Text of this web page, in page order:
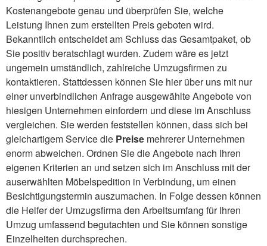
Kostenangebote genau und überprüfen Sie, welche
Leistung Ihnen zum erstellten Preis geboten wird.
Bekanntlich entscheidet am Schluss das Gesamtpaket, ob
Sie positiv beratschlagt wurden. Zudem wäre es jetzt
ungemein umständlich, zahlreiche Umzugsfirmen zu
kontaktieren. Stattdessen können Sie hier über uns mit nur
einer unverbindlichen Anfrage ausgewählte Angebote von
hiesigen Unternehmen einfordern und diese im Anschluss
vergleichen. Sie werden feststellen können, dass sich bei
gleichartigem Service die Preise mehrerer Unternehmen
enorm abweichen. Ordnen Sie die Angebote nach Ihren
eigenen Kriterien an und setzen sich im Anschluss mit der
auserwählten Möbelspedition in Verbindung, um einen
Besichtigungstermin auszumachen. In Folge dessen können
die Helfer der Umzugsfirma den Arbeitsumfang für Ihren
Umzug umfassend begutachten und Sie können sonstige
Einzelheiten durchsprechen.